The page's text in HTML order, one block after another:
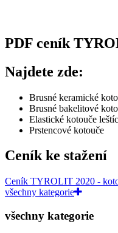
PDF ceník
Najdete zde:
Brusné keramické
Brusné bakelitové
Elastické kotouče
Prstencové kotouče
Ceník ke stažení
Ceník TYROLIT 2020 -
všechny kategorie
všechny kategorie